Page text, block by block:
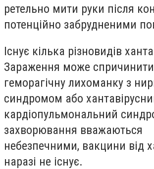
ретельно мити руки після
потенційно забрудненими
Існує кілька різновидів
Зараження може спричинити
геморагічну лихоманку з
синдромом або
кардіопульмональний
захворювання вважаються
небезпечними, вакцини від
наразі не існує.